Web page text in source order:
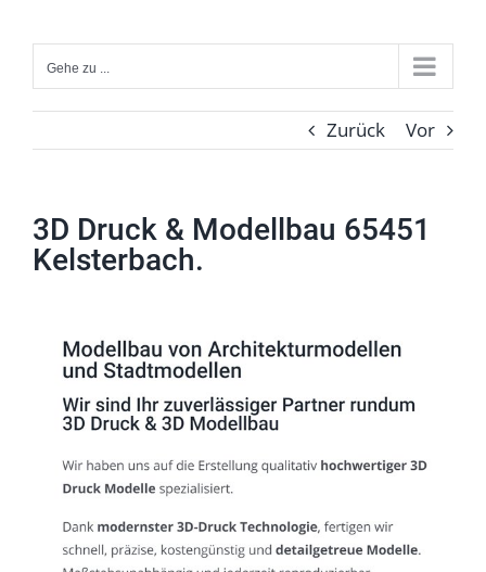
Inhalt
springenGehe zu ...
Zurück Vor
3D Druck & Modellbau 65451
Kelsterbach.